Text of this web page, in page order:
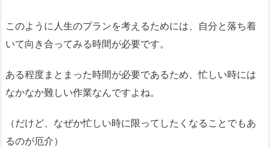
このように人生のプランを考えるためには、自分と落ち着
いて向き合ってみる時間が必要です。
ある程度まとまった時間が必要であるため、忙しい時には
なかなか難しい作業なんですよね。
（だけど、なぜか忙しい時に限ってしたくなることでもあ
るのが厄介）